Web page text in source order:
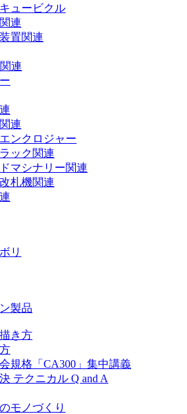
ュービクル
連
置関連
連
連
ンクロジャー
ック関連
マシナリー関連
札機関連
リ
製品
き方
規格「CA300」集中講義
テクニカル Q and A
モノづくり